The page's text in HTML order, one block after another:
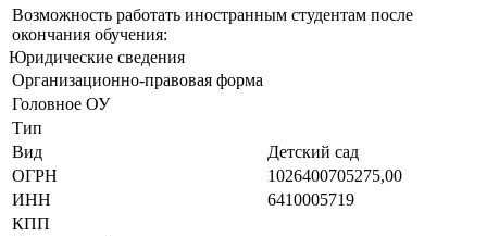
Возможность работать иностранным студентам после
окончания обучения:
Юридические сведения
Организационно-правовая форма
Головное ОУ
Тип
Вид
Детский сад
ОГРН
1026400705275,00
ИНН
6410005719
КПП